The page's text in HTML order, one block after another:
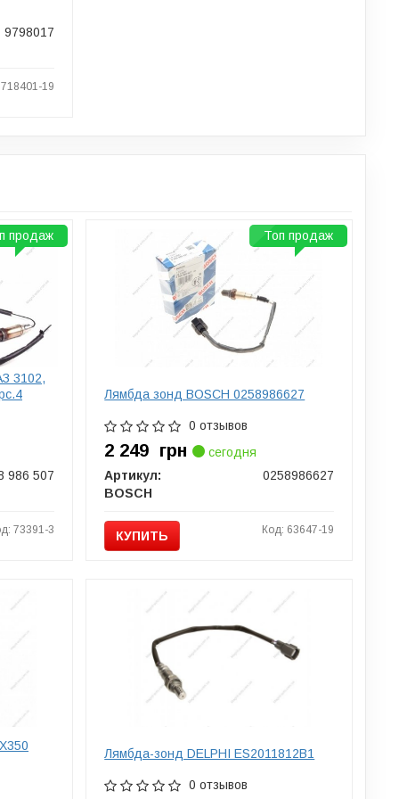
9798017
19
3102,
986 507
73391-3
продаж
Лямбда зонд BOSCH 0258986627
0 отзывов
2 249 грн
сегодня
Артикул:
0258986627
BOSCH
КУПИТЬ Код: 63647-19
Топ продаж
Лямбда-зонд DELPHI ES2011812B1
0 отзывов